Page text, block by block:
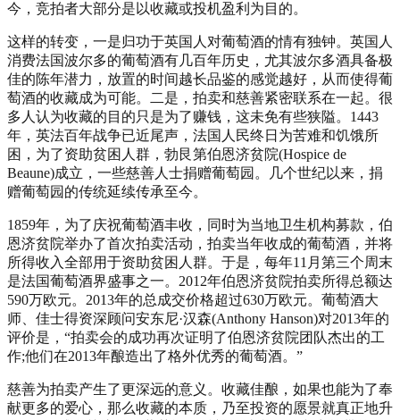
今，竞拍者大部分是以收藏或投机盈利为目的。
这样的转变，一是归功于英国人对葡萄酒的情有独钟。英国人
消费法国波尔多的葡萄酒有几百年历史，尤其波尔多酒具备极
佳的陈年潜力，放置的时间越长品鉴的感觉越好，从而使得葡
萄酒的收藏成为可能。二是，拍卖和慈善紧密联系在一起。很
多人认为收藏的目的只是为了赚钱，这未免有些狭隘。1443
年，英法百年战争已近尾声，法国人民终日为苦难和饥饿所
困，为了资助贫困人群，勃艮第伯恩济贫院(Hospice de
Beaune)成立，一些慈善人士捐赠葡萄园。几个世纪以来，捐
赠葡萄园的传统延续传承至今。
1859年，为了庆祝葡萄酒丰收，同时为当地卫生机构募款，伯
恩济贫院举办了首次拍卖活动，拍卖当年收成的葡萄酒，并将
所得收入全部用于资助贫困人群。于是，每年11月第三个周末
是法国葡萄酒界盛事之一。2012年伯恩济贫院拍卖所得总额达
590万欧元。2013年的总成交价格超过630万欧元。葡萄酒大
师、佳士得资深顾问安东尼·汉森(Anthony Hanson)对2013年的
评价是，“拍卖会的成功再次证明了伯恩济贫院团队杰出的工
作;他们在2013年酿造出了格外优秀的葡萄酒。”
慈善为拍卖产生了更深远的意义。收藏佳酿，如果也能为了奉
献更多的爱心，那么收藏的本质，乃至投资的愿景就真正地升